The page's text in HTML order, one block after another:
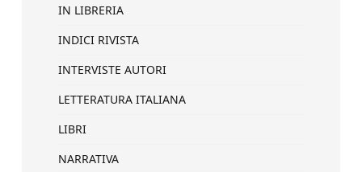
IN LIBRERIA
INDICI RIVISTA
INTERVISTE AUTORI
LETTERATURA ITALIANA
LIBRI
NARRATIVA